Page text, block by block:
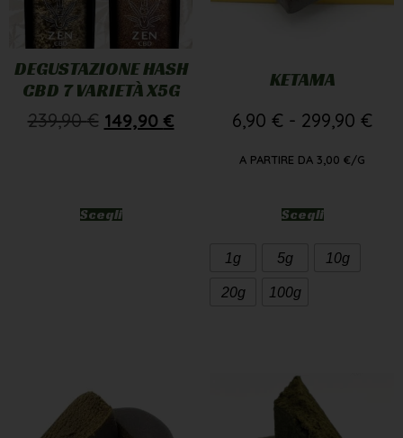
DEGUSTAZIONE HASH
CBD 7 VARIETÀ X5G
239,90€ 149,90 €
Scegli
KETAMA
6,90 € - 299,90 €
A PARTIRE DA 3,00 €/G
Scegli
1g 5g 10g
20g 100g